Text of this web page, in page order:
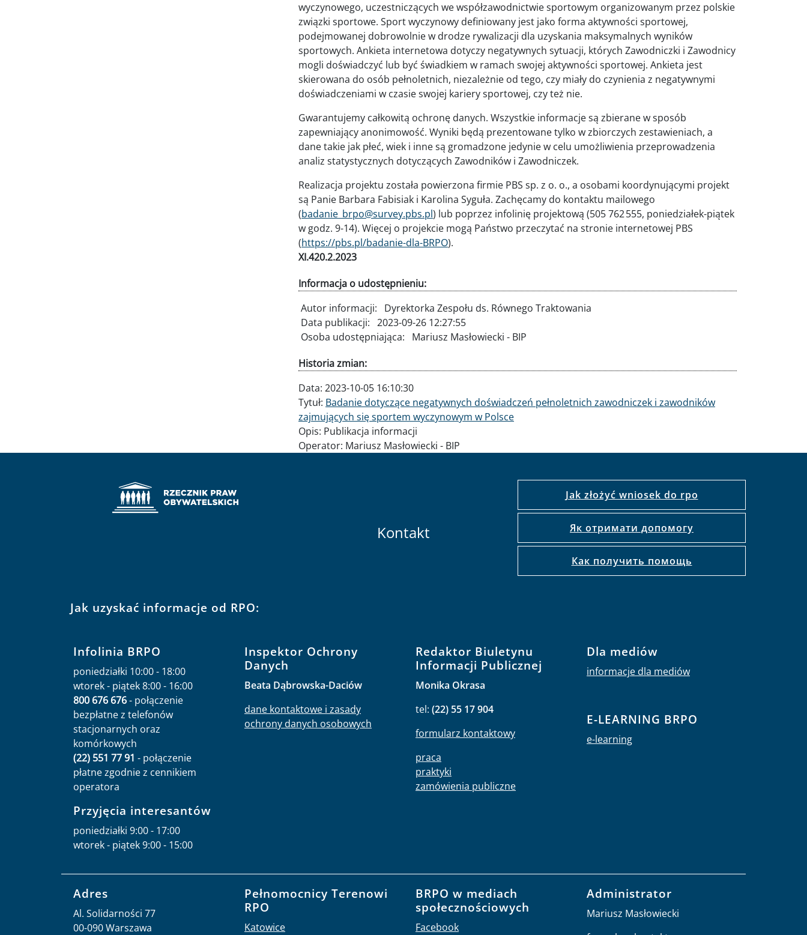
wyczynowego, uczestniczących we współzawodnictwie sportowym organizowanym przez polskie
związki sportowe. Sport wyczynowy definiowany jest jako forma aktywności sportowej,
podejmowanej dobrowolnie w drodze rywalizacji dla uzyskania maksymalnych wyników
sportowych. Ankieta internetowa dotyczy negatywnych sytuacji, których Zawodniczki i Zawodnicy
mogli doświadczyć lub być świadkiem w ramach swojej aktywności sportowej. Ankieta jest
skierowana do osób pełnoletnich, niezależnie od tego, czy miały do czynienia z negatywnymi
doświadczeniami w czasie swojej kariery sportowej, czy też nie.
Gwarantujemy całkowitą ochronę danych. Wszystkie informacje są zbierane w sposób
zapewniający anonimowość. Wyniki będą prezentowane tylko w zbiorczych zestawieniach, a
dane takie jak płeć, wiek i inne są gromadzone jedynie w celu umożliwienia przeprowadzenia
analiz statystycznych dotyczących Zawodników i Zawodniczek.
Realizacja projektu została powierzona firmie PBS sp. z o. o., a osobami koordynującymi projekt
są Panie Barbara Fabisiak i Karolina Syguła. Zachęcamy do kontaktu mailowego
(badanie_brpo@survey.pbs.pl) lub poprzez infolinię projektową (505 762 555, poniedziałek-piątek
w godz. 9-14). Więcej o projekcie mogą Państwo przeczytać na stronie internetowej PBS
(https://pbs.pl/badanie-dla-BRPO).
XI.420.2.2023
Informacja o udostępnieniu:
Autor informacji:
Dyrektorka Zespołu ds. Równego Traktowania
Data publikacji: 2023-09-26 12:27:55
Osoba udostępniająca:
Mariusz Masłowiecki - BIP
Historia zmian:
Data: 2023-10-05 16:10:30
Tytuł: Badanie dotyczące negatywnych doświadczeń pełnoletnich zawodniczek i zawodników
zajmujących się sportem wyczynowym w Polsce
Opis: Publikacja informacji
Operator: Mariusz Masłowiecki - BIP
Kontakt
Jak złożyć wniosek do rpo
Як отримати допомогу
Как получить помощь
Jak uzyskać informacje od RPO:
Infolinia BRPO
poniedziałki 10:00 - 18:00
wtorek - piątek 8:00 - 16:00
800 676 676- połączenie
bezpłatne z telefonów
stacjonarnych oraz
komórkowych
(22) 551 77 91 - połączenie
płatne zgodnie z cennikiem
operatora
Przyjęcia interesantów
poniedziałki 9:00 - 17:00
wtorek - piątek 9:00 - 15:00
Inspektor Ochrony
Danych
Beata Dąbrowska-Daciów
dane kontaktowe i zasady
ochrony danych osobowych
Redaktor Biuletynu
Informacji Publicznej
Monika Okrasa
tel: (22) 55 17 904
formularz kontaktowy
praca
praktyki
zamówienia publiczne
Dla mediów
informacje dla mediów
E-LEARNING BRPO
e-learning
Adres
Al. Solidarności 77
00-090 Warszawa
Pełnomocnicy Terenowi
RPO
Katowice
BRPO w mediach
społecznościowych
Facebook
Administrator
Mariusz Masłowiecki